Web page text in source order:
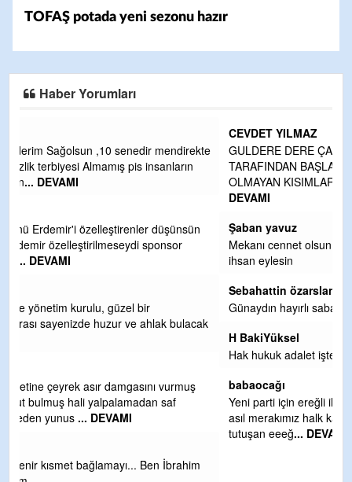
TOFAŞ potada yeni sezonu hazır
Haber Yorumları
GULDERE DERE ÇALIŞMALARI, SEKIZ YIL ÖNCE ALKAYA
TARAFINDAN BAŞLATILDI, ETRASFINDA YERLEŞİM YERI
OLMAYAN KISIMLARA DUVARLAR YAPILDI."BURADAK...
Şaban yavuz
Mekanı cennet olsun kederli ailesine Rabbim Sabri Celil
ihsan eylesin
Günaydın hayırlı sabahlar dilerim
Hak hukuk adalet işte CHP Kemal Kılıçdaroğlu
babaocağı
Yeni parti için ereğli ilçe teşkilatımızı merak eder dururken
asıl merakımız halk kahramanlarımız ereğli aşkı ile yanıp